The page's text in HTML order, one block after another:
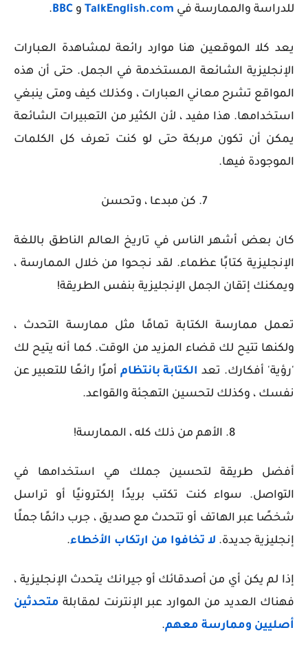
للدراسة والممارسة في TalkEnglish.com و BBC
.
يعد كلا الموقعين هنا موارد رائعة لمشاهدة العبارات
الإنجليزية الشائعة المستخدمة في الجمل. حتى أن هذه
المواقع تشرح معاني العبارات ، وكذلك كيف ومتى ينبغي
استخدامها. هذا مفيد ، لأن الكثير من التعبيرات الشائعة
يمكن أن تكون مربكة حتى لو كنت تعرف كل الكلمات
الموجودة فيها.
7. كن مبدعا ، وتحسن
كان بعض أشهر الناس في تاريخ العالم الناطق باللغة
الإنجليزية كتابًا عظماء. لقد نجحوا من خلال الممارسة ،
ويمكنك إتقان الجمل الإنجليزية بنفس الطريقة!
تعمل ممارسة الكتابة تمامًا مثل ممارسة التحدث ،
ولكنها تتيح لك قضاء المزيد من الوقت. كما أنه يتيح لك
'رؤية' أفكارك. تعد الكتابة بانتظام أمرًا رائعًا للتعبير عن
نفسك ، وكذلك لتحسين التهجئة والقواعد.
8. الأهم من ذلك كله ، الممارسة!
أفضل طريقة لتحسين جملك هي استخدامها في
التواصل. سواء كنت تكتب بريدًا إلكترونيًا أو تراسل
شخصًا عبر الهاتف أو تتحدث مع صديق ، جرب دائمًا جملًا
إنجليزية جديدة. لا تخافوا من ارتكاب الأخطاء.
إذا لم يكن أي من أصدقائك أو جيرانك يتحدث الإنجليزية ،
فهناك العديد من الموارد عبر الإنترنت لمقابلة متحدثين
أصليين وممارسة معهم.